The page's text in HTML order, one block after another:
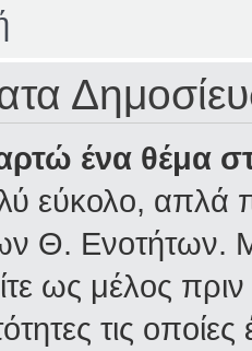
ένα θέμα
εύκολο, απλά
Θ. Ενοτήτων.
ως μέλος
τις